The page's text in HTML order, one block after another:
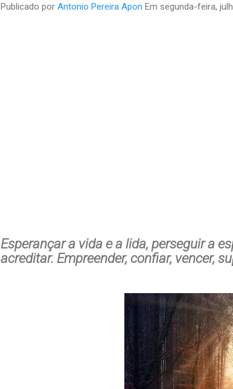
Publicado por Antonio Pereira Apon Em segunda-feira,
Esperançar a vida e a lida, perseguir a
acreditar. Empreender, confiar, vencer,